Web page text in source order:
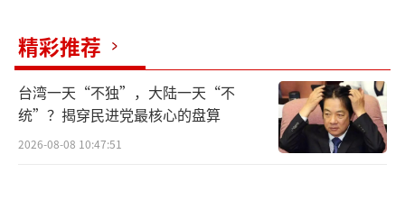
精彩推荐
台湾一天“不独”，大陆一天“不
统”？揭穿民进党最核心的盘算
2026-08-08 10:47:51